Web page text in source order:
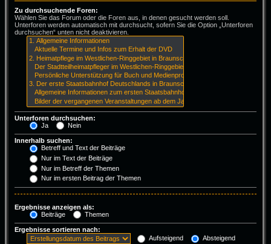
Zu durchsuchende Foren:
Wählen Sie das Forum oder die Foren aus, in denen gesucht werden soll.
Unterforen werden automatisch mit durchsucht, sofern Sie die Option „Unterforen
durchsuchen“ unten nicht deaktivieren.
Unterforen durchsuchen:
Ja
Nein
Innerhalb suchen:
Betreff und Text der Beiträge
Nur im Text der Beiträge
Nur im Betreff der Themen
Nur im ersten Beitrag der Themen
Ergebnisse anzeigen als:
Beiträge
Themen
Ergebnisse sortieren nach:
Aufsteigend
Absteigend